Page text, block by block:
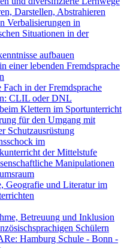
Darstellen, Abstrahieren
Verbalisierungen in
Situationen in der
aufbauen
einer lebenden Fremdsprache
Fach in der Fremdsprache
CLIL oder DNL
Klettern im Sportunterricht
für den Umgang mit
Schutzausrüstung
im
der Mittelstufe
Manipulationen
Geografie und Literatur im
Betreuung und Inklusion
Schülern
Hamburg Schule - Bonn -